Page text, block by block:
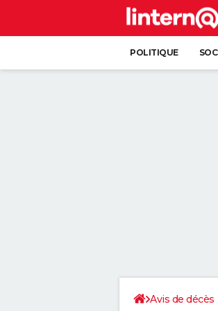
POLITIQUE
Avis de décès